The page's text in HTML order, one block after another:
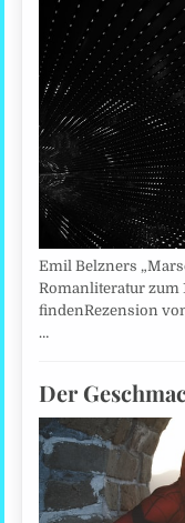
Emil Belzners
Romanliteratur zum
findenRezension
…
Der